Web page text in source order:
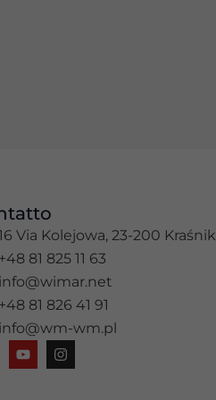
Via Kolejowa, 23-200 Kraśnik
+48 81 825 11 63
info@wimar.net
+48 81 826 41 91
info@wm-wm.pl
Y
o
u
I
n
s